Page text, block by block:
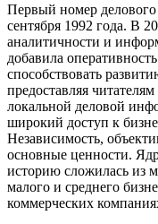
Первый номер
сентября 1992 года. В
аналитичности и
добавила
способствовать
предоставляя
локальной деловой
широкий доступ к
Независимость,
основные ценности.
историю сложилась из
малого и среднего
коммерческих